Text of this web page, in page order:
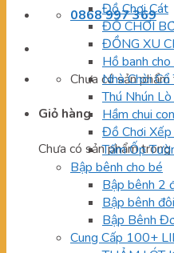
0868 997 369
Chưa có sản
Giỏ hàng
Chưa có sản phẩm trong
Đồ Chơi Cát
ĐỒ CHƠI
ĐỒNG XU
Hồ banh
Nhà Chòi Cổ
Thú Nhún
Hầm chui
Đồ Chơi Xếp
Tấm Ốp
Bập bênh cho bé
Bập bênh 2
Bập bênh đôi
Bập Bênh
Cung Cấp 100+